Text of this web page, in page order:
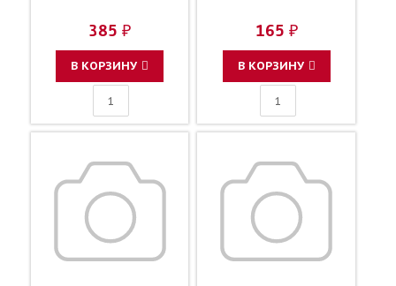
385 ₽
В КОРЗИНУ
165 ₽
В КОРЗИНУ